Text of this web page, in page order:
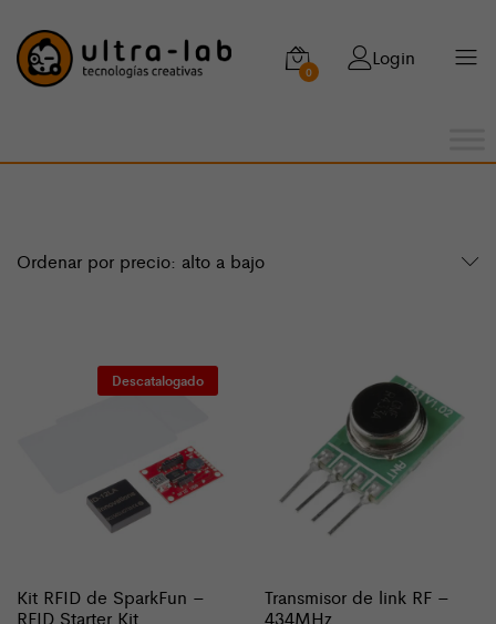
0
Login
Ordenar por precio: alto a bajo
Descatalogado
Kit RFID de SparkFun –
RFID Starter Kit
Transmisor de link RF –
434MHz